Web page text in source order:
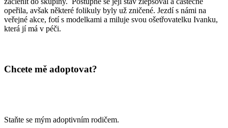
opeřila, avšak některé folikuly byly už zničené. Jezdí s námi na
veřejné akce, fotí s modelkami a miluje svou ošetřovatelku Ivanku,
která jí má v péči.
Chcete mě adoptovat?
Staňte se mým adoptivním rodičem.